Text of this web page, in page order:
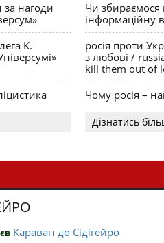
за нагоди
К.
Чи збираємося
інформаційну
росія проти
з любові /
kill them out of
Чому росія –
Дізнатись
Караван до Сідігейро